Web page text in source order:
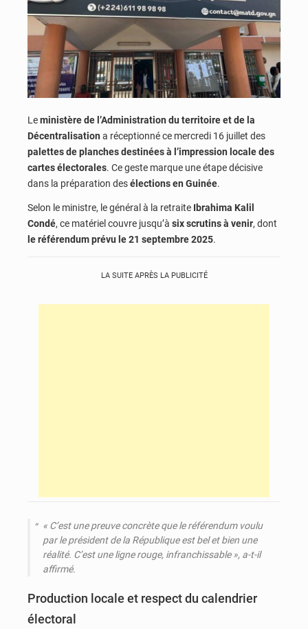
Leministère de l’Administration du territoire et de la
Décentralisation a réceptionné ce mercredi 16 juillet des
palettes de planches destinées à l’impression locale des
cartes électorales. Ce geste marque une étape décisive
dans la préparation desélections en Guinée.
Selon le ministre, le général à la retraite Ibrahima Kalil
Condé, ce matériel couvre jusqu’à six scrutins à venir, dont
le référendum prévu le 21 septembre 2025.
LA SUITE APRÈS LA PUBLICITÉ
« C’est une preuve concrète que le référendum voulu
par le président de la République est bel et bien une
réalité. C’est une ligne rouge, infranchissable », a-t-il
affirmé.
Production locale et respect du calendrier
électoral